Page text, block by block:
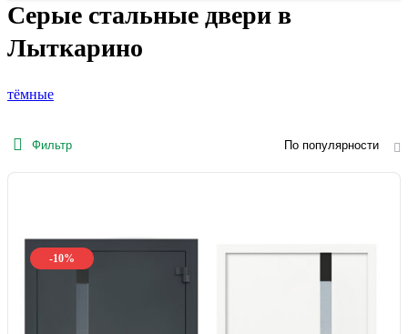
Серые стальные двери в
Лыткарино
тёмные
Фильтр По популярности
-10%